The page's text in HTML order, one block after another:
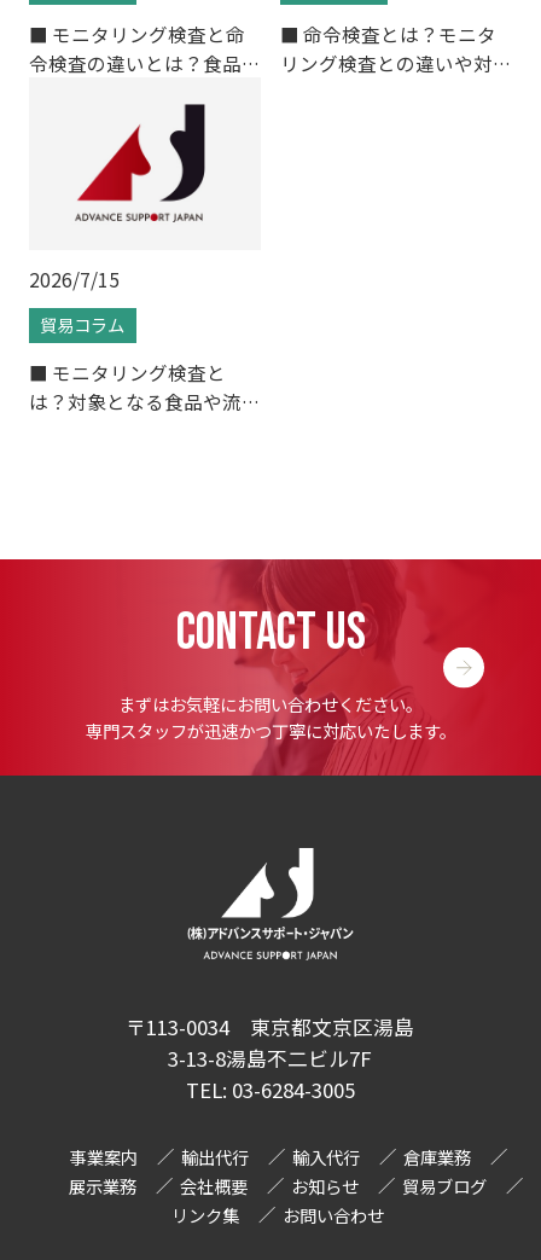
■ モニタリング検査と命
令検査の違いとは？食品輸
■ 命令検査とは？モニタ
リング検査との違いや対象
2026/7/15
貿易コラム
■ モニタリング検査と
は？対象となる食品や流れ
CONTACT US
まずはお気軽にお問い合わせください。
専門スタッフが迅速かつ丁寧に対応いたします。
〒113-0034 東京都文京区湯島
3-13-8湯島不二ビル7F
TEL: 03-6284-3005
事業案内 輸出代行 輸入代行
倉庫業務
展示業務
会社概要 お知らせ
貿易ブログ
リンク集
お問い合わせ